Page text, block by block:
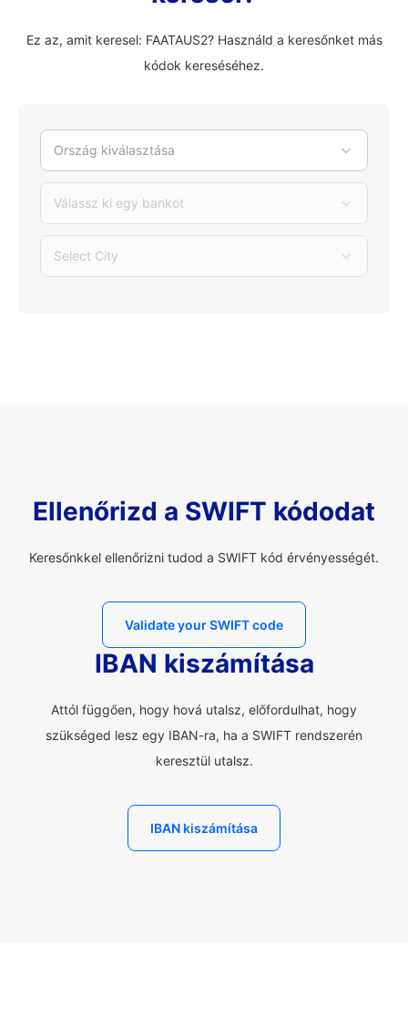
Ez az, amit keresel: FAATAUS2? Használd a keresőnket más
kódok kereséséhez.
Ország kiválasztása
Válassz ki egy bankot
Select City
Ellenőrizd a SWIFT kódodat
Keresőnkkel ellenőrizni tudod a SWIFT kód érvényességét.
Validate your SWIFT code
IBAN kiszámítása
Attól függően, hogy hová utalsz, előfordulhat, hogy
szükséged lesz egy IBAN-ra, ha a SWIFT rendszerén
keresztül utalsz.
IBAN kiszámítása